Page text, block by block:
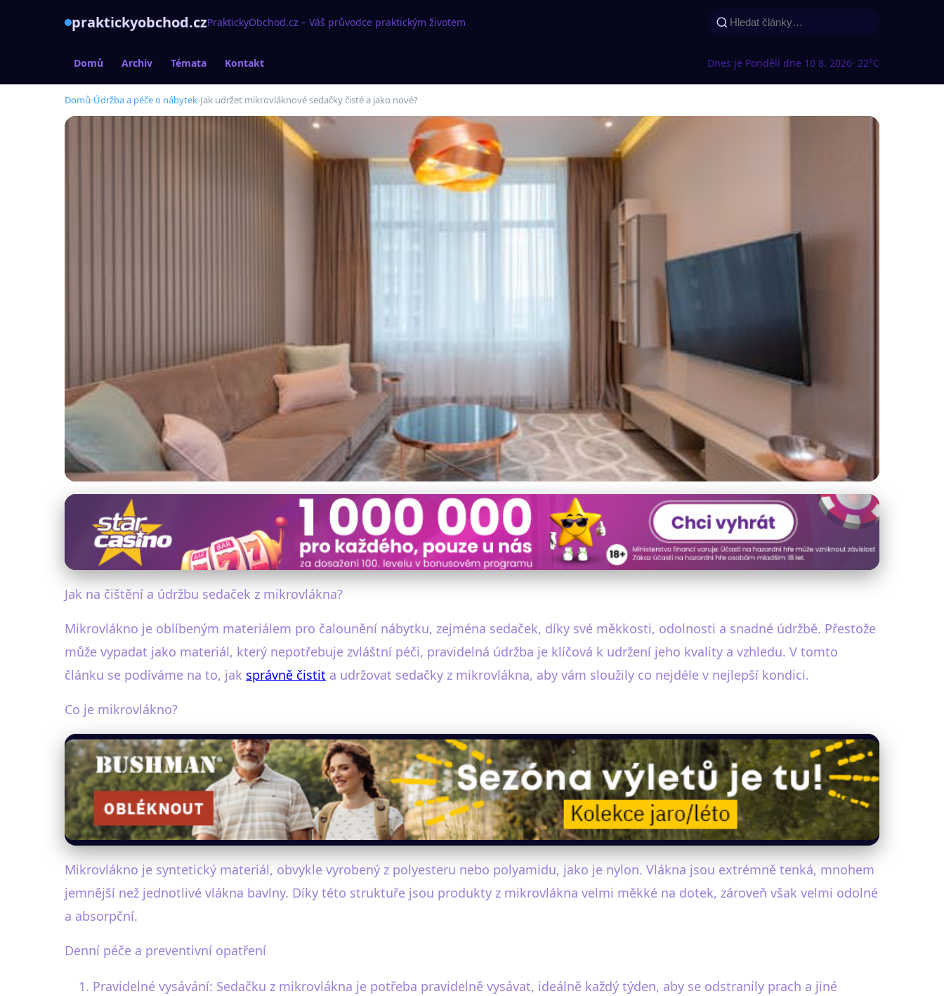
praktickyobchod.czPraktickyObchod.cz – Váš průvodce praktickým životem
Domů Archiv Témata Kontakt Dnes je Pondělí dne 10 8. 2026· 22°C
Domů›Údržba a péče o nábytek›Jak udržet mikrovláknové sedačky čisté a jako nové?
Údržba a péče o nábytek
Jak udržet mikrovláknové sedačky čisté a jako nové?
4. 1. 2026· 4 min čtení · Autor: Ondřej Mareček
Jak na čištění a údržbu sedaček z mikrovlákna?
Mikrovlákno je oblíbeným materiálem pro čalounění nábytku, zejména sedaček, díky své měkkosti, odolnosti a snadné údržbě. Přestože
může vypadat jako materiál, který nepotřebuje zvláštní péči, pravidelná údržba je klíčová k udržení jeho kvality a vzhledu. V tomto
článku se podíváme na to, jak správně čistit a udržovat sedačky z mikrovlákna, aby vám sloužily co nejdéle v nejlepší kondici.
Co je mikrovlákno?
Mikrovlákno je syntetický materiál, obvykle vyrobený z polyesteru nebo polyamidu, jako je nylon. Vlákna jsou extrémně tenká, mnohem
jemnější než jednotlivé vlákna bavlny. Díky této struktuře jsou produkty z mikrovlákna velmi měkké na dotek, zároveň však velmi odolné
a absorpční.
Denní péče a preventivní opatření
Pravidelné vysávání: Sedačku z mikrovlákna je potřeba pravidelně vysávat, ideálně každý týden, aby se odstranily prach a jiné